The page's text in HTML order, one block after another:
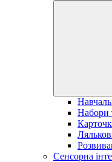
Набори
Сенсорна